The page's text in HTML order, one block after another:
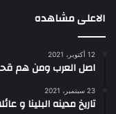
الاعلى مشاهده
12 أكتوبر، 2021
اصل العرب ومن هم
23 سبتمبر، 2021
تاريخ مدينه البلينا و